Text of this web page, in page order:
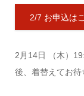
2/7 お申込は
2月14日 （木）
後、着替えてお待